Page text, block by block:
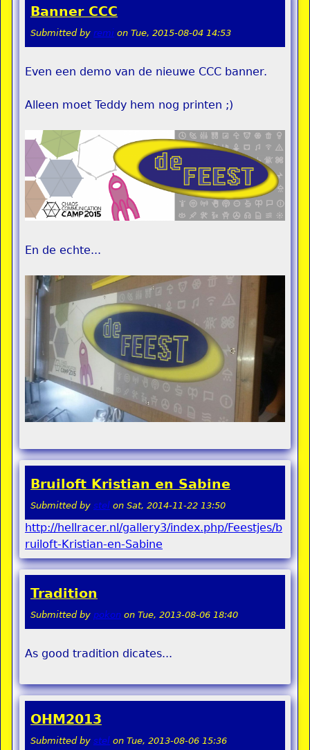
Banner CCC
Submitted by remi on Tue, 2015-08-04 14:53
Even een demo van de nieuwe CCC banner.
Alleen moet Teddy hem nog printen ;)
En de echte...
Bruiloft Kristian en Sabine
Submitted by stel on Sat, 2014-11-22 13:50
http://hellracer.nl/gallery3/index.php/Feestjes/b
ruiloft-Kristian-en-Sabine
Tradition
Submitted by pokon on Tue, 2013-08-06 18:40
As good tradition dicates...
OHM2013
Submitted by stel on Tue, 2013-08-06 15:36